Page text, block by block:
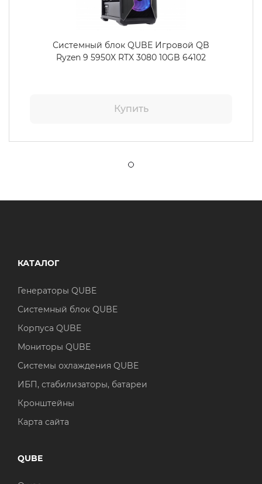
Системный блок QUBE Игровой QB
Ryzen 9 5950X RTX 3080 10GB 64102
Купить
КАТАЛОГ
Генераторы QUBE
Системный блок QUBE
Корпуса QUBE
Мониторы QUBE
Системы охлаждения QUBE
ИБП, стабилизаторы, батареи
Кронштейны
Карта сайта
QUBE